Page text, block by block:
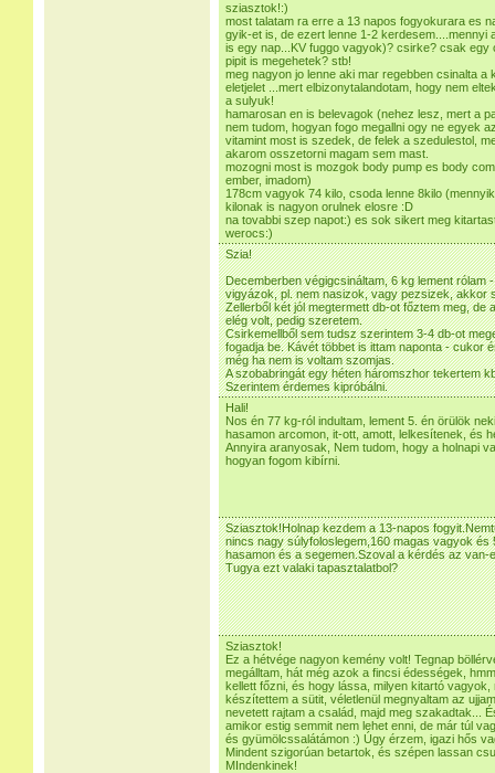
sziasztok!:)
most talatam ra erre a 13 napos fogyokurara es
gyik-et is, de ezert lenne 1-2 kerdesem....mennyi
is egy nap...KV fuggo vagyok)? csirke? csak egy
pipit is megehetek? stb!
meg nagyon jo lenne aki mar regebben csinalta a
eletjelet ...mert elbizonytalandotam, hogy nem
a sulyuk!
hamarosan en is belevagok (nehez lesz, mert a
nem tudom, hogyan fogo megallni ogy ne egyek
vitamint most is szedek, de felek a szedulestol,
akarom osszetorni magam sem mast.
mozogni most is mozgok body pump es body
ember, imadom)
178cm vagyok 74 kilo, csoda lenne 8kilo
kilonak is nagyon orulnek elosre :D
na tovabbi szep napot:) es sok sikert meg
werocs:)
Szia!
Decemberben végigcsináltam, 6 kg lement rólam
vigyázok, pl. nem nasizok, vagy pezsizek, akkor
Zellerből két jól megtermett db-ot főztem meg,
elég volt, pedig szeretem.
Csirkemellből sem tudsz szerintem 3-4 db-ot
fogadja be. Kávét többet is ittam naponta - cukor
még ha nem is voltam szomjas.
A szobabringát egy héten háromszhor tekertem
Szerintem érdemes kipróbálni.
Hali!
Nos én 77 kg-ról indultam, lement 5. én örülök
hasamon arcomon, it-ott, amott, lelkesítenek, és
Annyira aranyosak, Nem tudom, hogy a holnapi
hogyan fogom kibírni.
Sziasztok!Holnap kezdem a 13-napos
nincs nagy súlyfoloslegem,160 magas vagyok
hasamon és a segemen.Szoval a kérdés az
Tugya ezt valaki tapasztalatbol?
Sziasztok!
Ez a hétvége nagyon kemény volt! Tegnap
megálltam, hát még azok a fincsi édességek,
kellett főzni, és hogy lássa, milyen kitartó
készítettem a sütit, véletlenül megnyaltam az
nevetett rajtam a család, majd meg szakadtak...
amikor estig semmit nem lehet enni, de már túl
és gyümölcssalátámon :) Úgy érzem, igazi hős
Mindent szigorúan betartok, és szépen lassan
MIndenkinek!